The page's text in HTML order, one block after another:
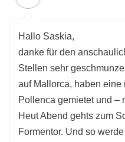
Hallo Saskia,
danke für den
Stellen sehr
auf Mallorca, haben
Pollenca gemietet und –
Heut Abend gehts zum
Formentor. Und so